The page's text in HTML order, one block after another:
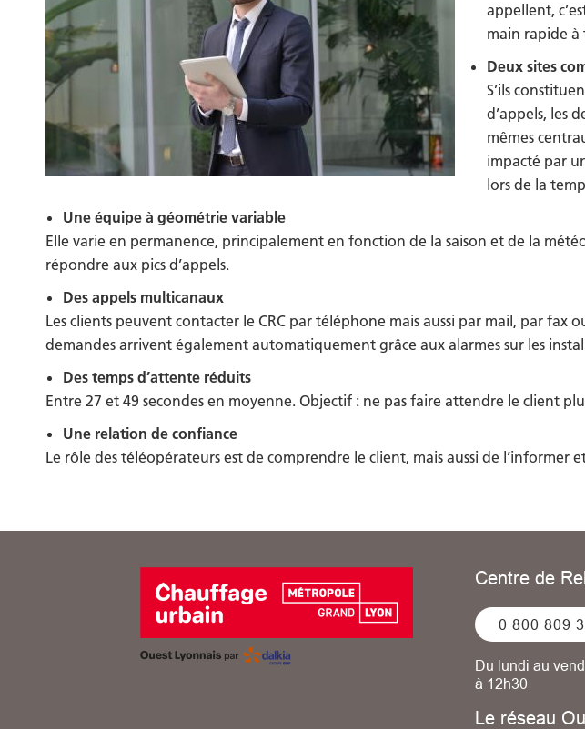
appellent,
main rapide
Deux sites
S’ils
d’appels, les
mêmes
impacté par
lors de la
Une équipe à géométrie variable
Elle varie en permanence, principalement en fonction de la saison et de la
répondre aux pics d’appels.
Des appels multicanaux
Les clients peuvent contacter le CRC par téléphone mais aussi par mail, par fax
demandes arrivent également automatiquement grâce aux alarmes sur les
Des temps d’attente réduits
Entre 27 et 49 secondes en moyenne. Objectif : ne pas faire attendre le client
Une relation de confiance
Le rôle des téléopérateurs est de comprendre le client, mais aussi de l’informer
Centre de
0 800 809
Du lundi au
à 12h30
Le réseau